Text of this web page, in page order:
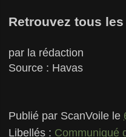
Retrouvez tous
par la rédaction
Source : Havas
Publié par ScanVoile le
Libellés : Communiqué